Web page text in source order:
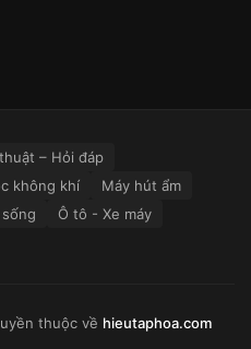
– Hỏi đáp
không khí
Máy hút ẩm
Ô tô - Xe máy
thuộc về hieutaphoa.com